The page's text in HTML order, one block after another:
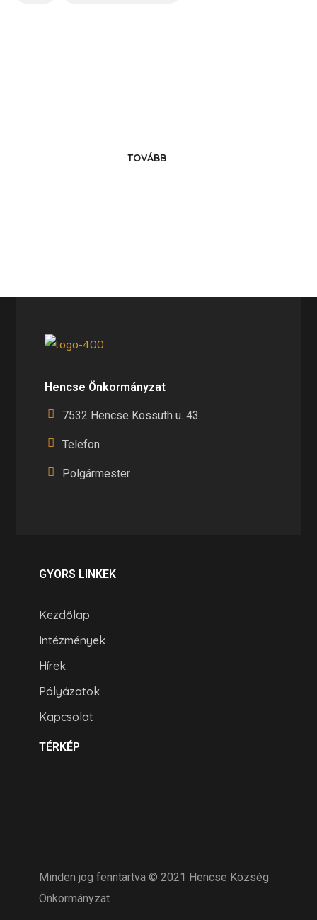
TOVÁBB
Hencse Önkormányzat
7532 Hencse Kossuth u. 43
Telefon
Polgármester
GYORS LINKEK
Kezdőlap
Intézmények
Hírek
Pályázatok
Kapcsolat
TÉRKÉP
Minden jog fenntartva © 2021 Hencse Község
Önkormányzat